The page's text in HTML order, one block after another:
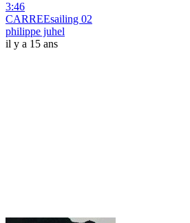
3:46
CARREEsailing 02
philippe juhel
il y a 15 ans